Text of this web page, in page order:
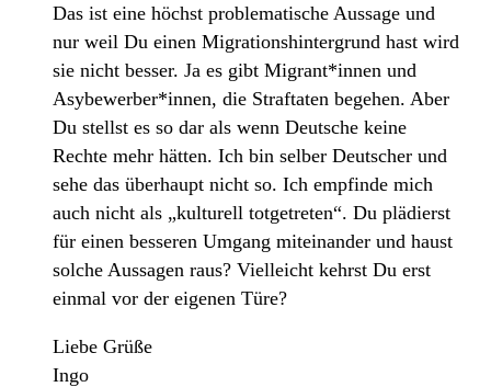
Das ist eine höchst problematische Aussage und
nur weil Du einen Migrationshintergrund hast wird
sie nicht besser. Ja es gibt Migrant*innen und
Asybewerber*innen, die Straftaten begehen. Aber
Du stellst es so dar als wenn Deutsche keine
Rechte mehr hätten. Ich bin selber Deutscher und
sehe das überhaupt nicht so. Ich empfinde mich
auch nicht als „kulturell totgetreten“. Du plädierst
für einen besseren Umgang miteinander und haust
solche Aussagen raus? Vielleicht kehrst Du erst
einmal vor der eigenen Türe?
Liebe Grüße
Ingo